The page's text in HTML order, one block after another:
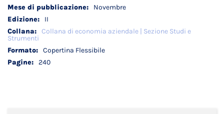
Novembre
II
Collana di economia aziendale | Sezione Studi e
Strumenti
Copertina Flessibile
240